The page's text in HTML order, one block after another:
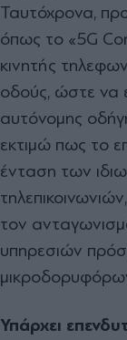
Ταυτόχρονα,
όπως το «5G
κινητής
οδούς, ώστε να
αυτόνομης
εκτιμώ πως το
ένταση των
τον
υπηρεσιών
Υπάρχει